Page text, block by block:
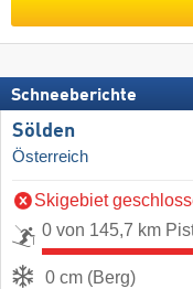
Schneeberichte
Sölden
Österreich
Skigebiet
0 von 145,7 km
0 cm (Berg)